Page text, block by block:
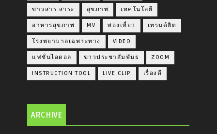
ข่าวสาร สาระ สุขภาพ เทคโนโลยี
อาหารสุขภาพ MV ท่องเที่ยว เทรนด์ฮิต
โรงพยาบาลเฉพาะทาง VIDEO
แฟชั่นไอดอล ข่าวประชาสัมพันธ ZOOM
INSTRUCTION TOOL LIVE CLIP เรื่องดี
ARCHIVE